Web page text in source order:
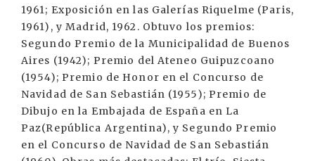
1961; Exposición en las Galerías Riquelme (Paris,
1961), y Madrid, 1962. Obtuvo los premios:
Segundo Premio de la Municipalidad de Buenos
Aires (1942); Premio del Ateneo Guipuzcoano
(1954); Premio de Honor en el Concurso de
Navidad de San Sebastián (1955); Premio de
Dibujo en la Embajada de España en La
Paz(República Argentina), y Segundo Premio
en el Concurso de Navidad de San Sebastián